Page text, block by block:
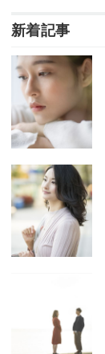
新着記事